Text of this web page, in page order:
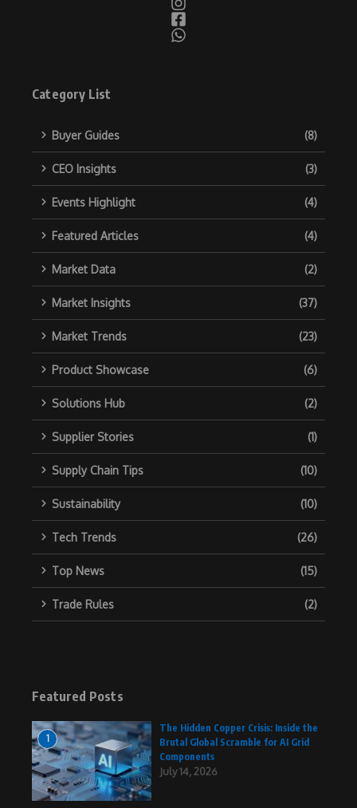
Category List
Buyer Guides (8)
CEO Insights (3)
Events Highlight (4)
Featured Articles (4)
Market Data (2)
Market Insights (37)
Market Trends (23)
Product Showcase (6)
Solutions Hub (2)
Supplier Stories (1)
Supply Chain Tips (10)
Sustainability (10)
Tech Trends (26)
Top News (15)
Trade Rules (2)
Featured Posts
1
The Hidden Copper Crisis: Inside the
Brutal Global Scramble for AI Grid
Components
July 14, 2026